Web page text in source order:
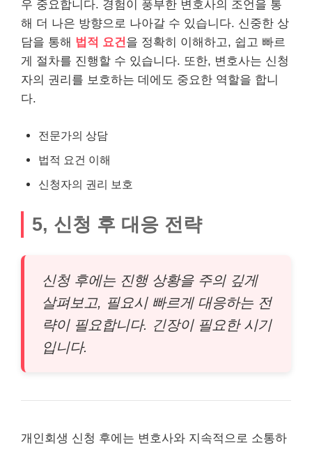
우 중요합니다. 경험이 풍부한 변호사의 조언을 통
해 더 나은 방향으로 나아갈 수 있습니다. 신중한 상
담을 통해 법적 요건을 정확히 이해하고, 쉽고 빠르
게 절차를 진행할 수 있습니다. 또한, 변호사는 신청
자의 권리를 보호하는 데에도 중요한 역할을 합니
다.
전문가의 상담
법적 요건 이해
신청자의 권리 보호
5, 신청 후 대응 전략
신청 후에는 진행 상황을 주의 깊게
살펴보고, 필요시 빠르게 대응하는 전
략이 필요합니다. 긴장이 필요한 시기
입니다.
개인회생 신청 후에는 변호사와 지속적으로 소통하